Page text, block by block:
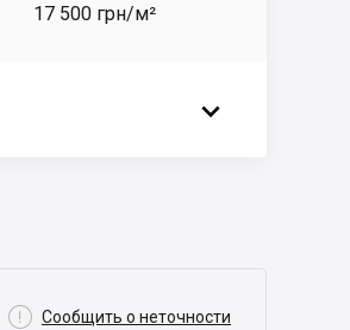
17 500 грн/м²

 Сообщить о неточности